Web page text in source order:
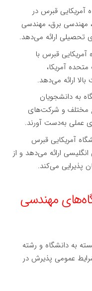
آمریکایی قبرس در
مهندسی برق، مهندسی
تحصیلی ارائه می‌دهد.
آمریکایی قبرس با
آمریکا،
ارائه می‌دهد.
به دانشجویان
مختلف و شرکت‌های
عملی به‌دست آورند.
آمریکایی قبرس
ارائه می‌دهد و از
پذیرایی می‌کند.
مهندسی
به دانشگاه و رشته
عمومی پذیرش در